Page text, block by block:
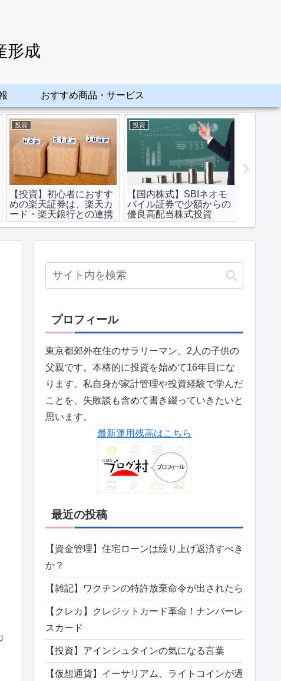
形成
おすすめ商品・サービス
投資
【投資】初心者におすす
めの楽天証券は、楽天カ
ード・楽天銀行との連携
でさらにお得！
投資
【国内株式】SBIネオモ
バイル証券で少額からの
優良高配当株式投資
プロフィール
東京都郊外在住のサラリーマン、2人の子供の
父親です。本格的に投資を始めて16年目にな
ります。私自身が家計管理や投資経験で学んだ
ことを、失敗談も含めて書き綴っていきたいと
思います。
最新運用残高はこちら
最近の投稿
【資金管理】住宅ローンは繰り上げ返済すべき
か？
【雑記】ワクチンの特許放棄命令が出されたら
【クレカ】クレジットカード革命！ナンバーレ
スカード
【投資】アインシュタインの気になる言葉
【仮想通貨】イーサリアム、ライトコインが過